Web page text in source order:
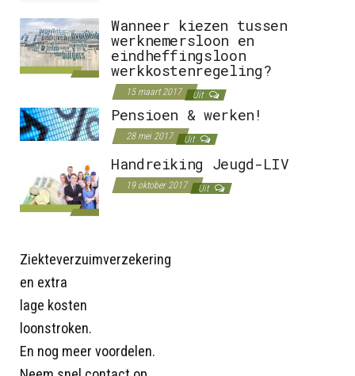
Wanneer kiezen tussen
werknemersloon en
eindheffingsloon
werkkostenregeling?
15 maart 2017 Uit
Pensioen & werken!
28 mei 2017 Uit
Handreiking Jeugd-LIV
19 oktober 2017 Uit
Ziekteverzuimverzekering
en extra
lage kosten
loonstroken.
En nog meer voordelen.